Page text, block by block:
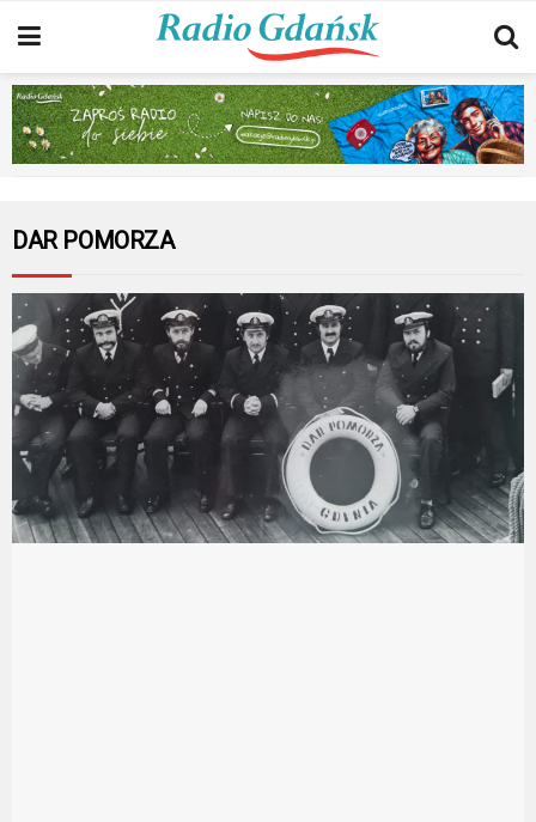
DAR POMORZA